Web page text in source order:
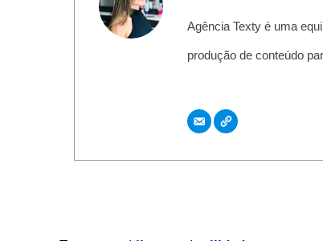
Agência Texty é uma
produção de conteúdo